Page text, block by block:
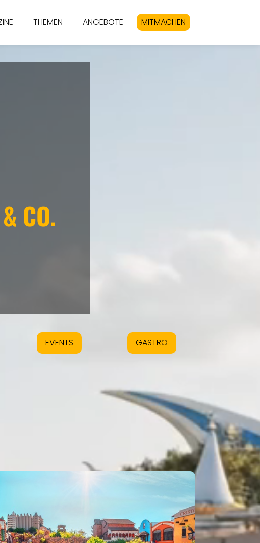
THEMEN ANGEBOTE MITMACHEN
CO.
EVENTS GASTRO
>